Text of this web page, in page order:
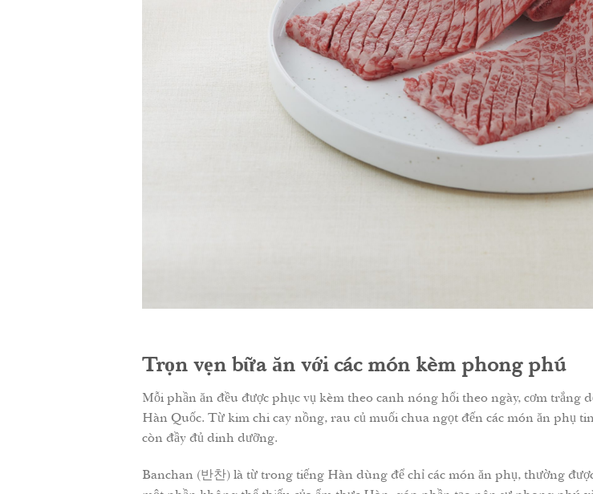
Trọn vẹn bữa ăn với các món kèm phong phú
Mỗi phần ăn đều được phục vụ kèm theo canh nóng hổi theo ngày, cơm trắng
Hàn Quốc. Từ kim chi cay nồng, rau củ muối chua ngọt đến các món ăn phụ
còn đầy đủ dinh dưỡng.
Banchan (반찬) là từ trong tiếng Hàn dùng để chỉ các món ăn phụ, thường